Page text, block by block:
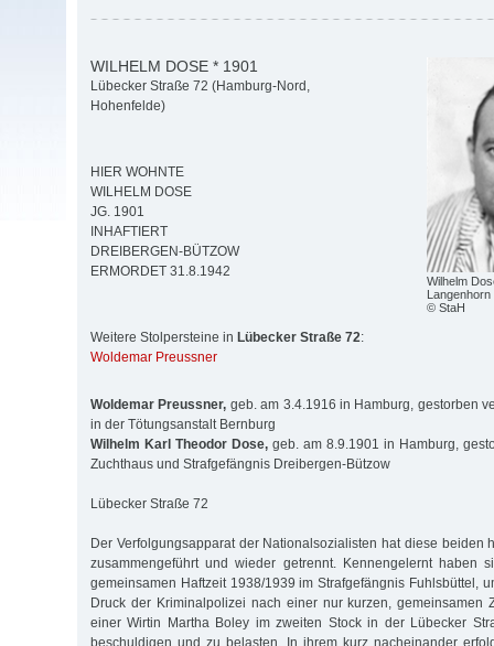
Wilhelm
Langenhorn
© StaH
WILHELM DOSE * 1901
Lübecker Straße 72 (Hamburg-Nord,
Hohenfelde)
HIER WOHNTE
WILHELM DOSE
JG. 1901
INHAFTIERT
DREIBERGEN-BÜTZOW
ERMORDET 31.8.1942
Weitere Stolpersteine in Lübecker Straße 72:
Woldemar Preussner
Woldemar Preussner, geb. am 3.4.1916 in Hamburg, gestorben
in der Tötungsanstalt Bernburg
Wilhelm Karl Theodor Dose, geb. am 8.9.1901 in Hamburg,
Zuchthaus und Strafgefängnis Dreibergen-Bützow
Lübecker Straße 72
Der Verfolgungsapparat der Nationalsozialisten hat diese beiden
zusammengeführt und wieder getrennt. Kennengelernt haben
gemeinsamen Haftzeit 1938/1939 im Strafgefängnis Fuhlsbüttel,
Druck der Kriminalpolizei nach einer nur kurzen, gemeinsamen
einer Wirtin Martha Boley im zweiten Stock in der Lübecker
beschuldigen und zu belasten. In ihrem kurz nacheinander